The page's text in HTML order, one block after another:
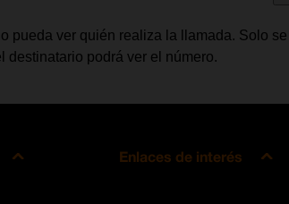
pueda ver quién realiza la llamada. Solo se
destinatario podrá ver el número.
Enlaces de interés